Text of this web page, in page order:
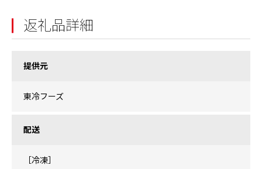
返礼品詳細
提供元
東冷フーズ
配送
［冷凍］